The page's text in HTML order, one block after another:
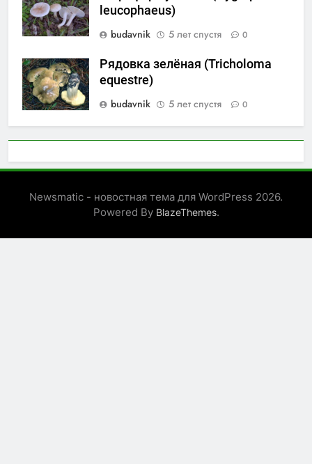
leucophaeus)
budavnik
5 лет спустя 0
Рядовка зелёная (Tricholoma
equestre)
budavnik
5 лет спустя 0
Newsmatic - новостная тема для WordPress 2026.
Powered By BlazeThemes.